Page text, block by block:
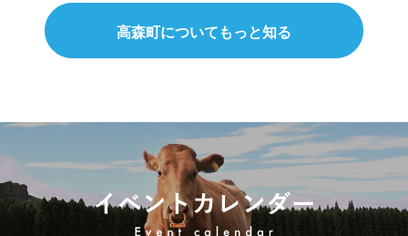
高森町についてもっと知る